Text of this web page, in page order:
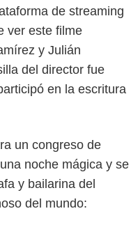
de streaming
ver este filme
y Julián
del director fue
en la escritura
un congreso de
noche mágica y se
y bailarina del
del mundo: